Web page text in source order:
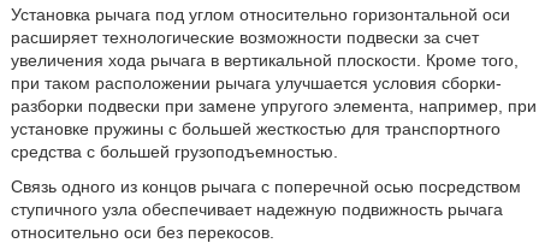
Установка рычага под углом относительно горизонтальной оси
расширяет технологические возможности подвески за счет
увеличения хода рычага в вертикальной плоскости. Кроме того,
при таком расположении рычага улучшается условия сборки-
разборки подвески при замене упругого элемента, например, при
установке пружины с большей жесткостью для транспортного
средства с большей грузоподъемностью.
Связь одного из концов рычага с поперечной осью посредством
ступичного узла обеспечивает надежную подвижность рычага
относительно оси без перекосов.